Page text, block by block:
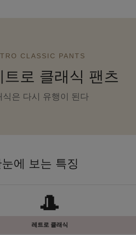
CLASSIC PANTS
트로 클래식 팬츠
식은 다시 유행이 된다
눈에 보는 특징
🎩
레트로 클래식